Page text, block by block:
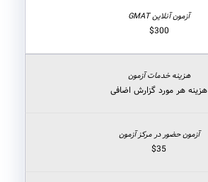
$300
هزینه هر مورد گزارش اضافی
$35